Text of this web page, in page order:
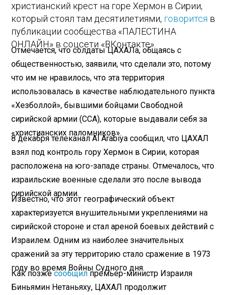
христианский крест на горе Хермон в Сирии,
который стоял там десятилетиями, говорится в
публикации сообщества «ПАЛЕСТИНА
ОНЛАЙН» в соцсети «ВКонтакте».
Отмечается, что солдаты ЦАХАЛа, общаясь с
общественностью, заявили, что сделали это, потому
что им не нравилось, что эта территория
использовалась в качестве наблюдательного пункта
«Хезболлой», бывшими бойцами Свободной
сирийской армии (ССА), которые выдавали себя за
«христианских паломников».
8 декабря телеканал Al Arabiya сообщил, что ЦАХАЛ
взял под контроль гору Хермон в Сирии, которая
расположена на юго-западе страны. Отмечалось, что
израильские военные сделали это после вывода
сирийской армии.
Известно, что этот географический объект
характеризуется внушительными укреплениями на
сирийской стороне и стал ареной боевых действий с
Израилем. Одним из наиболее значительных
сражений за эту территорию стало сражение в 1973
году во время Войны Судного дня.
Как позжесообщилпремьер-министр Израиля
Биньямин Нетаньяху, ЦАХАЛ продолжит